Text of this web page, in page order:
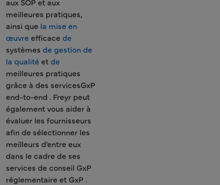
meilleures pratiques,
ainsi que la mise en
œuvre efficace de
systèmes de gestion de
la qualité etde
meilleures pratiques
grâce à des servicesGxP
end-to-end . Freyr peut
également vous aider à
évaluer les fournisseurs
afin de sélectionner les
meilleurs d'entre eux
dans le cadre de ses
services de conseil GxP
réglementaire et GxP .